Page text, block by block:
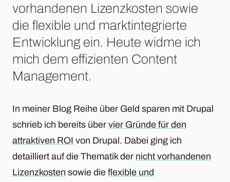
vorhandenen Lizenzkosten sowie
die flexible und marktintegrierte
Entwicklung ein. Heute widme ich
mich dem effizienten Content
Management.
In meiner Blog Reihe über Geld sparen mit Drupal
schrieb ich bereits über vier Gründe für den
attraktiven ROI von Drupal. Dabei ging ich
detailliert auf die Thematik der nicht vorhandenen
Lizenzkosten sowie die flexible und